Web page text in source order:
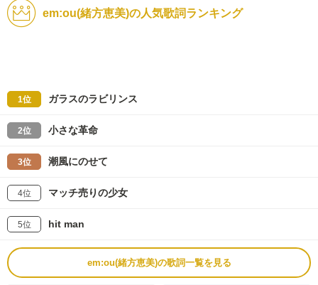
em:ou(緒方恵美)の人気歌詞ランキング
1位 ガラスのラビリンス
2位 小さな革命
3位 潮風にのせて
4位 マッチ売りの少女
5位 hit man
em:ou(緒方恵美)の歌詞一覧を見る